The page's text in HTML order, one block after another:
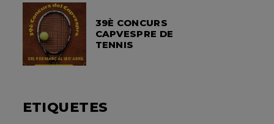
39È CONCURS
CAPVESPRE DE
TENNIS
ETIQUETES